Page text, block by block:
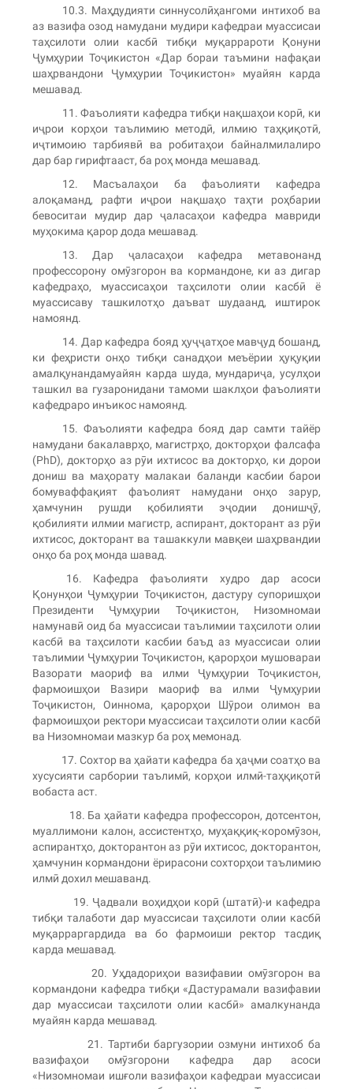
10.3. Маҳдудияти синнусолӣҳангоми интихоб ва
аз вазифа озод намудани мудири кафедраи муассисаи
таҳсилоти олии касбӣ тибқи муқаррароти Қонуни
Ҷумҳурии Тоҷикистон «Дар бораи таъмини нафақаи
шаҳрвандони Ҷумҳурии Тоҷикистон» муайян карда
мешавад.
11. Фаъолияти кафедра тибқи нақшаҳои корӣ, ки
иҷрои корҳои таълимию методӣ, илмию таҳқиқотӣ,
иҷтимоию тарбиявӣ ва робитаҳои байналмилалиро
дар бар гирифтааст, ба роҳ монда мешавад.
12. Масъалаҳои ба фаъолияти кафедра
алоқаманд, рафти иҷрои нақшаҳо таҳти роҳбарии
бевоситаи мудир дар ҷаласаҳои кафедра мавриди
муҳокима қарор дода мешавад.
13. Дар ҷаласаҳои кафедра метавонанд
профессорону омӯзгорон ва кормандоне, ки аз дигар
кафедраҳо, муассисаҳои таҳсилоти олии касбӣ ё
муассисаву ташкилотҳо даъват шудаанд, иштирок
намоянд.
14. Дар кафедра бояд ҳуҷҷатҳое мавҷуд бошанд,
ки феҳристи онҳо тибқи санадҳои меъёрии ҳуқуқии
амалқунандамуайян карда шуда, мундариҷа, усулҳои
ташкил ва гузаронидани тамоми шаклҳои фаъолияти
кафедраро инъикос намоянд.
15. Фаъолияти кафедра бояд дар самти тайёр
намудани бакалаврҳо, магистрҳо, докторҳои фалсафа
(PhD), докторҳо аз рӯи ихтисос ва докторҳо, ки дорои
дониш ва маҳорату малакаи баланди касбии барои
бомуваффақият фаъолият намудани онҳо зарур,
ҳамчунин рушди қобилияти эҷодии донишҷӯ,
қобилияти илмии магистр, аспирант, докторант аз рӯи
ихтисос, докторант ва ташаккули мавқеи шаҳрвандии
онҳо ба роҳ монда шавад.
16. Кафедра фаъолияти худро дар асоси
Қонунҳои Ҷумҳурии Тоҷикистон, дастуру супоришҳои
Президенти Ҷумҳурии Тоҷикистон, Низомномаи
намунавӣ оид ба муассисаи таълимии таҳсилоти олии
касбӣ ва таҳсилоти касбии баъд аз муассисаи олии
таълимии Ҷумҳурии Тоҷикистон, қарорҳои мушовараи
Вазорати маориф ва илми Ҷумҳурии Тоҷикистон,
фармоишҳои Вазири маориф ва илми Ҷумҳурии
Тоҷикистон, Оиннома, қарорҳои Шӯрои олимон ва
фармоишҳои ректори муассисаи таҳсилоти олии касбӣ
ва Низомномаи мазкур ба роҳ мемонад.
17. Сохтор ва ҳайати кафедра ба ҳаҷми соатҳо ва
хусусияти сарбории таълимӣ, корҳои илмӣ-таҳқиқотӣ
вобаста аст.
18. Ба ҳайати кафедра профессорон, дотсентон,
муаллимони калон, ассистентҳо, муҳаққиқ-коромӯзон,
аспирантҳо, докторантон аз рӯи ихтисос, докторантон,
ҳамчунин кормандони ёрирасони сохторҳои таълимию
илмӣ дохил мешаванд.
19. Ҷадвали воҳидҳои корӣ (штатӣ)-и кафедра
тибқи талаботи дар муассисаи таҳсилоти олии касбӣ
муқарраргардида ва бо фармоиши ректор тасдиқ
карда мешавад.
20. Уҳдадориҳои вазифавии омӯзгорон ва
кормандони кафедра тибқи «Дастурамали вазифавии
дар муассисаи таҳсилоти олии касбӣ» амалкунанда
муайян карда мешавад.
21. Тартиби баргузории озмуни интихоб ба
вазифаҳои омӯзгорони кафедра дар асоси
«Низомномаи ишғоли вазифаҳои кафедраи муассисаи